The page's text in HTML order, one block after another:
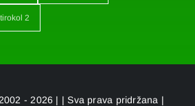
2
- 2026 | | Sva prava pridržana |